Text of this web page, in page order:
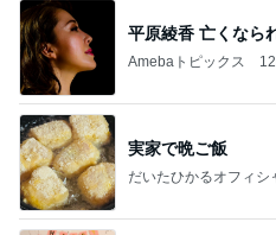
平原綾香 亡くなら
Amebaトピックス
実家で晩ご飯
だいたひかるオフィシ